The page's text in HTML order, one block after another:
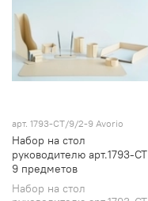
арт. 1793-СТ/9/2-9 Avorio
Набор на стол
руководителю арт.1793-CT
9 предметов
Набор на стол